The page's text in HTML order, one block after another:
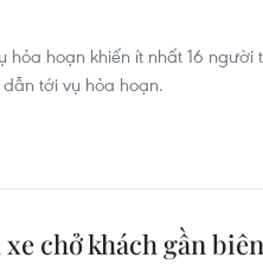
hỏa hoạn khiến ít nhất 16
tới vụ hỏa hoạn.
chở khách gần